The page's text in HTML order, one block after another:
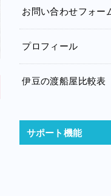
お問い合わせフォー
プロフィール
伊豆の渡船屋比較表
サポート機能